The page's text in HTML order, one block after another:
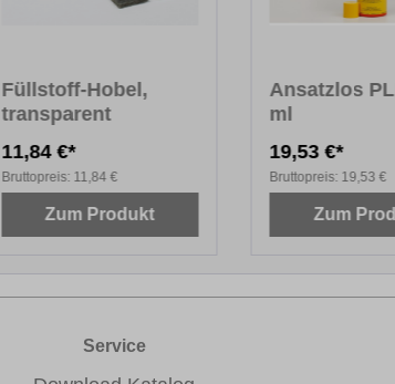
Füllstoff-Hobel,
transparent
11,84 €*
Bruttopreis: 11,84 €
Zum Produkt
Ansatzlos
ml
19,53 €*
Bruttopreis: 19,53 €
Zum
Service